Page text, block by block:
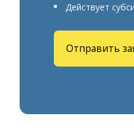
Действует
Отправить